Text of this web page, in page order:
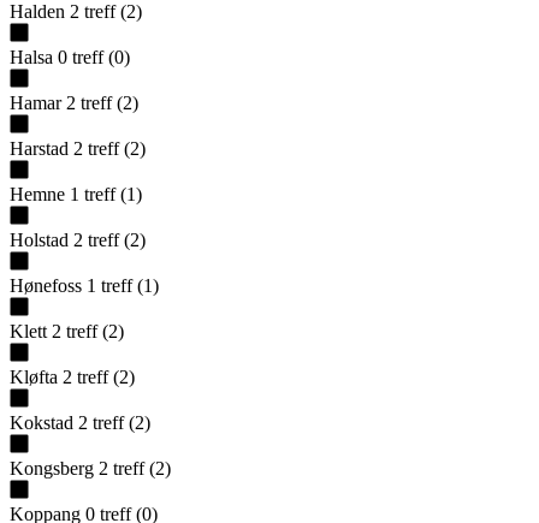
Halden 2 treff (2)
Halsa 0 treff (0)
Hamar 2 treff (2)
Harstad 2 treff (2)
Hemne 1 treff (1)
Holstad 2 treff (2)
Hønefoss 1 treff (1)
Klett 2 treff (2)
Kløfta 2 treff (2)
Kokstad 2 treff (2)
Kongsberg 2 treff (2)
Koppang 0 treff (0)